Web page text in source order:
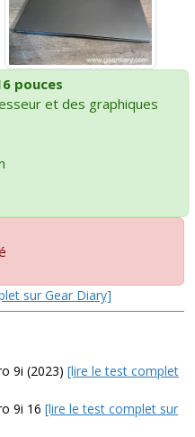
pouces
et des graphiques
sur Gear Diary]
9i (2023) [lire le test complet
9i 16 [lire le test complet sur